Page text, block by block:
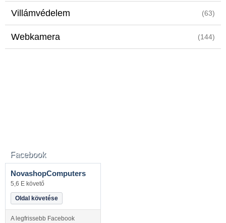
Villámvédelem (63)
Webkamera (144)
Facebook
NovashopComputers
5,6 E követő
Oldal követése
A legfrissebb Facebook